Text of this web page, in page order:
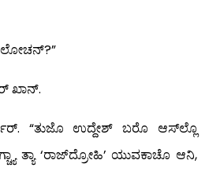
ಖಾನ್.
“ತುಜೊ ಉದ್ದೇಶ್ ಬರೊ ಆಸ್‍ಲ್ಲೊ
ತ್ಯಾ ‘ರಾಜ್‍ದ್ರೋಹಿ’ ಯುವಕಾಚೊ ಆನಿ,